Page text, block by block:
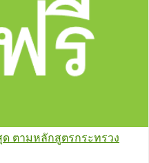
ด ตามหลักสูตรกระทรวง